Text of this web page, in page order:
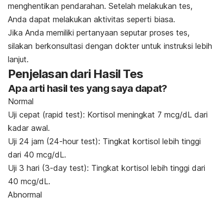
menghentikan pendarahan. Setelah melakukan tes,
Anda dapat melakukan aktivitas seperti biasa.
Jika Anda memiliki pertanyaan seputar proses tes,
silakan berkonsultasi dengan dokter untuk instruksi lebih
lanjut.
Penjelasan dari Hasil Tes
Apa arti hasil tes yang saya dapat?
Normal
Uji cepat (rapid test): Kortisol meningkat 7 mcg/dL dari
kadar awal.
Uji 24 jam (24-hour test): Tingkat kortisol lebih tinggi
dari 40 mcg/dL.
Uji 3 hari (3-day test): Tingkat kortisol lebih tinggi dari
40 mcg/dL.
Abnormal